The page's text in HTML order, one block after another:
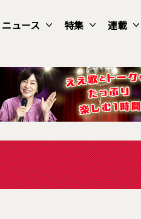
ニュース 特集 連載